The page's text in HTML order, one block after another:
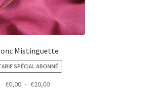
Mistinguette
SPÉCIAL ABONNÉ
€0,00 – €20,00Plage